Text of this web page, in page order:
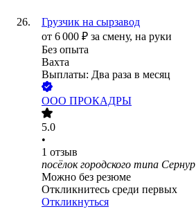
Грузчик на сырзавод
от 6 000 ₽ за смену, на руки
Без опыта
Вахта
Выплаты: Два раза в месяц
ООО ПРОКАДРЫ
5.0
•
1 отзыв
посёлок городского типа Сернур
Можно без резюме
Откликнитесь среди первых
Откликнуться